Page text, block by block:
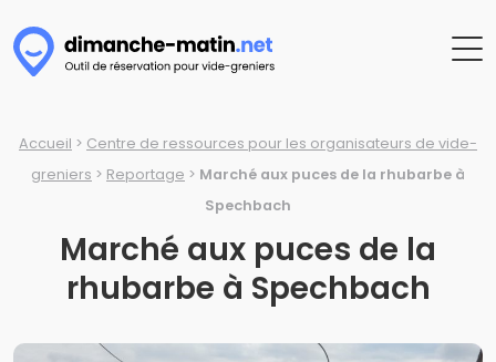
Accueil > Centre de ressources pour les organisateurs de vide-
greniers > Reportage > Marché aux puces de la rhubarbe à
Spechbach
Marché aux puces de la
rhubarbe à Spechbach